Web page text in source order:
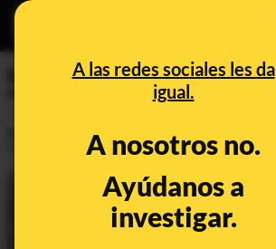
A las redes sociales les da
igual.
A nosotros no.
Ayúdanos a
investigar.
falta de calcio